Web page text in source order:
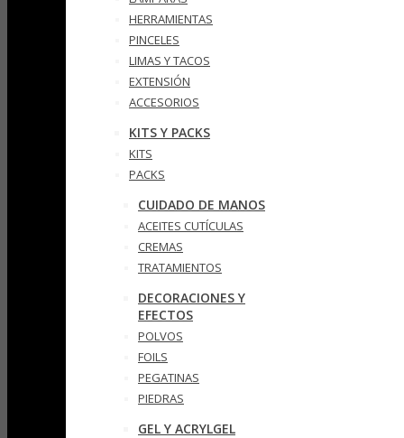
HERRAMIENTAS
PINCELES
LIMAS Y TACOS
EXTENSIÓN
ACCESORIOS
KITS Y PACKS
KITS
PACKS
CUIDADO DE MANOS
ACEITES CUTÍCULAS
CREMAS
TRATAMIENTOS
DECORACIONES Y
EFECTOS
POLVOS
FOILS
PEGATINAS
PIEDRAS
GEL Y ACRYLGEL